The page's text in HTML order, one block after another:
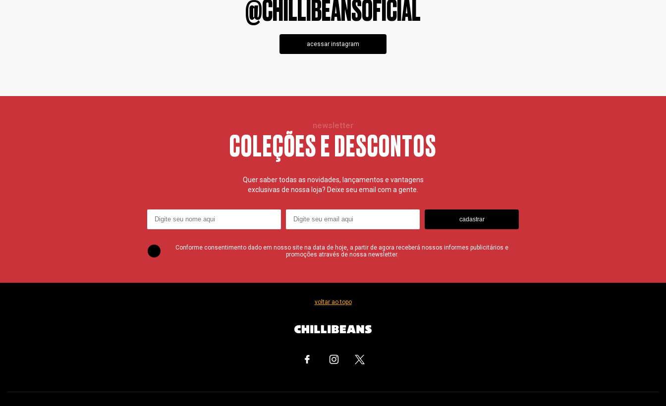
@CHILLIBEANSOFICIAL
acessar instagram
newsletter
COLEÇÕES E DESCONTOS
Quer saber todas as novidades, lançamentos e vantagens
exclusivas de nossa loja? Deixe seu email com a gente.
cadastrar
Conforme consentimento dado em nosso site na data de hoje, a partir de agora receberá nossos informes publicitários e
promoções através de nossa newsletter.
voltar ao topo